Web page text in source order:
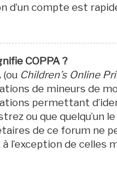
d’un compte est
COPPA ?
(ou Children’s Online
de mineurs de
permettant
ou que quelqu’un
de ce forum ne
l’exception de celles